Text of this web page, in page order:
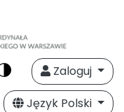
Zaloguj
Język Polski